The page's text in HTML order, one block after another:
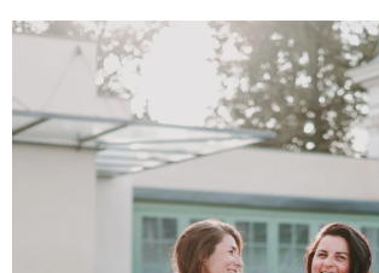
je
hvězdiček.